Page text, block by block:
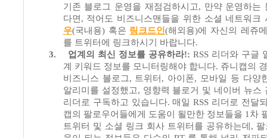
기존 블로그 운영을 재점검하시고, 만약 운영하는
다면 , 적어도 비즈니스맨들을 위한 소셜 네트워크
우(국내용) 혹은 링크드인(해외용)에 자신의 레쥬
를 트위터에 링크하시기 바랍니다.
3.
업계의 최신 정보를 공유하라!: RSS 리더와 구글
계 키워드 정보를 모니터링해야 합니다. 쥬니캡의
비즈니스 블로그, 트위터 , 아이폰, 모바일 등 다양
알리미를 설정했고, 영향력 블로거 및 네이버 뉴스
리더로 구독하고 있습니다. 매일 RSS 리더로 전달
캡의 팔로우어들에게 도움이 될만한 정보들을 1 차
트위터 및 소셜 링크 회사 트위터를 공유하는데 ,